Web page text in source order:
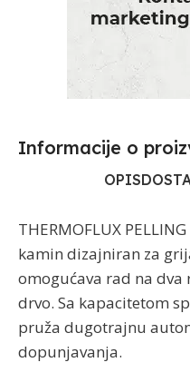
Informacije o
OPIS
THERMOFLUX
kamin dizajniran za
omogućava rad na
drvo. Sa kapacitetom
pruža dugotrajnu
dopunjavanja.